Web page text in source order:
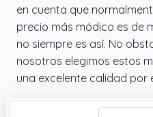
en cuenta que
precio más módico es de
no siempre es así. No
nosotros elegimos estos
una excelente calidad por